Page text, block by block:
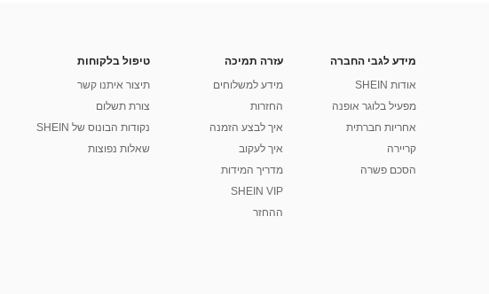
מידע לגבי החברה
אודות SHEIN
מפעיל בלוגר אופנה
אחריות חברתית
קריירה
הסכם פשרה
עזרה תמיכה
מידע למשלוחים
החזרות
איך לבצע הזמנה
איך לעקוב
מדריך המידות
SHEIN VIP
ההחזר
טיפול בלקוחות
תיצור איתנו קשר
צורת תשלום
נקודות הבונוס של SHEIN
שאלות נפוצות